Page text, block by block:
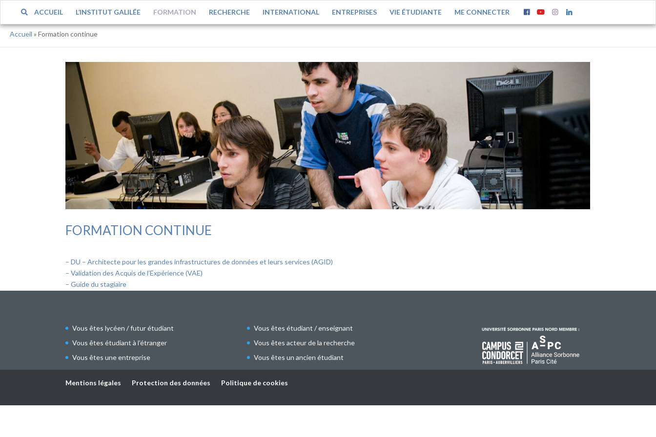
ACCUEIL L’INSTITUT GALILÉE FORMATION RECHERCHE INTERNATIONAL ENTREPRISES VIE ÉTUDIANTE ME CONNECTER
Accueil » Formation continue
FORMATION CONTINUE
– DU – Architecte pour les grandes infrastructures de données et leurs services (AGID)
– Validation des Acquis de l’Expérience (VAE)
– Guide du stagiaire
Vous êtes lycéen / futur étudiant
Vous êtes étudiant à l’étranger
Vous êtes une entreprise
Vous êtes étudiant / enseignant
Vous êtes acteur de la recherche
Vous êtes un ancien étudiant
Mentions légales Protection des données Politique de cookies